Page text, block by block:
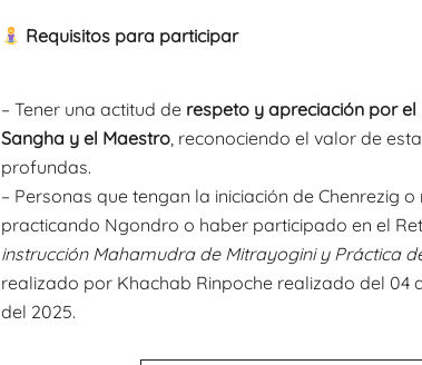
Requisitos para participar
– Tener una actitud de respeto y apreciación por
Sangha y el Maestro, reconociendo el valor de
profundas.
– Personas que tengan la iniciación de Chenrezig
practicando Ngondro o haber participado en el
instrucción Mahamudra de Mitrayogini y Práctica
realizado por Khachab Rinpoche realizado del 04
del 2025.